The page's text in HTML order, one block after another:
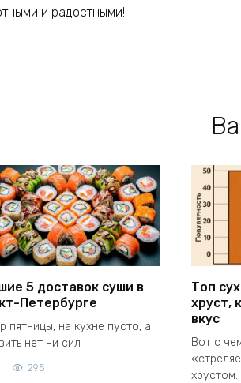
и радостными!
5 доставок суши в
Петербурге
пятницы, на кухне пусто, а
нет ни сил
295
Топ
хруст,
вкус
Вот с
хрустом.